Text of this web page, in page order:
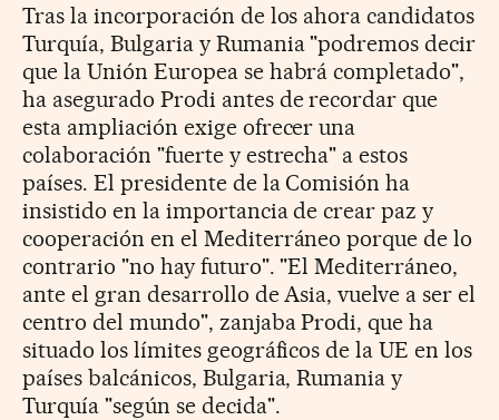
Tras la incorporación de los ahora candidatos
Turquía, Bulgaria y Rumania "podremos decir
que la Unión Europea se habrá completado",
ha asegurado Prodi antes de recordar que
esta ampliación exige ofrecer una
colaboración "fuerte y estrecha" a estos
países. El presidente de la Comisión ha
insistido en la importancia de crear paz y
cooperación en el Mediterráneo porque de lo
contrario "no hay futuro". "El Mediterráneo,
ante el gran desarrollo de Asia, vuelve a ser el
centro del mundo", zanjaba Prodi, que ha
situado los límites geográficos de la UE en los
países balcánicos, Bulgaria, Rumania y
Turquía "según se decida".